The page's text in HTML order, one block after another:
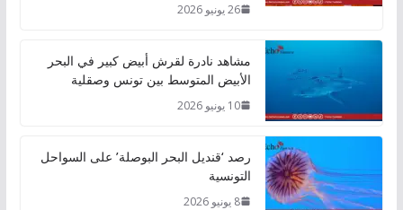
26 يونيو 2026
مشاهد نادرة لقرش أبيض كبير في البحر
الأبيض المتوسط بين تونس وصقلية
10 يونيو 2026
رصد ‘قنديل البحر البوصلة’ على السواحل
التونسية
8 يونيو 2026